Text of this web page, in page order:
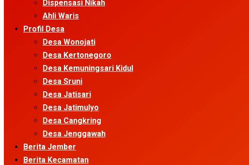
Dispensasi Nikah
Ahli Waris
Profil Desa
Desa Wonojati
Desa Kertonegoro
Desa Kemuningsari Kidul
Desa Sruni
Desa Jatisari
Desa Jatimulyo
Desa Cangkring
Desa Jenggawah
Berita Jember
Berita Kecamatan